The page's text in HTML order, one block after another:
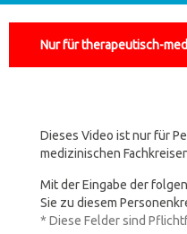
Nur für therapeutisch-
Dieses Video ist nur für
medizinischen
Mit der Eingabe der
Sie zu diesem
* Diese Felder sind